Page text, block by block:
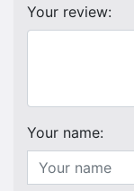
Your review:
Your name: